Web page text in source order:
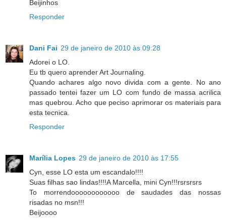
Beijinhos
Responder
Dani Fai 29 de janeiro de 2010 às 09:28
Adorei o LO.
Eu tb quero aprender Art Journaling.
Quando achares algo novo divida com a gente. No ano
passado tentei fazer um LO com fundo de massa acrilica
mas quebrou. Acho que peciso aprimorar os materiais para
esta tecnica.
Responder
Marília Lopes 29 de janeiro de 2010 às 17:55
Cyn, esse LO esta um escandalo!!!!
Suas filhas sao lindas!!!!A Marcella, mini Cyn!!!rsrsrsrs
To morrendoooooooooooo de saudades das nossas
risadas no msn!!!
Beijoooo